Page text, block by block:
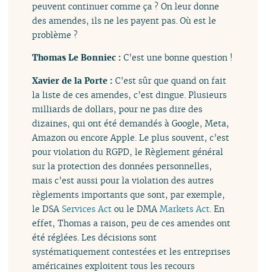
peuvent continuer comme ça ? On leur donne
des amendes, ils ne les payent pas. Où est le
problème ?
Thomas Le Bonniec :C’est une bonne question !
Xavier de la Porte :C’est sûr que quand on fait
la liste de ces amendes, c’est dingue. Plusieurs
milliards de dollars, pour ne pas dire des
dizaines, qui ont été demandés à Google, Meta,
Amazon ou encore Apple. Le plus souvent, c’est
pour violation du RGPD, le Règlement général
sur la protection des données personnelles,
mais c’est aussi pour la violation des autres
règlements importants que sont, par exemple,
le DSA Services Act ou le DMAMarkets Act . En
effet, Thomas a raison, peu de ces amendes ont
été réglées. Les décisions sont
systématiquement contestées et les entreprises
américaines exploitent tous les recours